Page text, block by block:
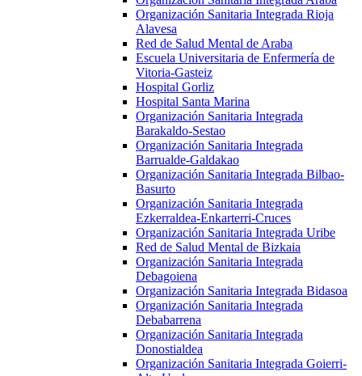
Organización Sanitaria Integrada Rioja
Alavesa
Red de Salud Mental de Araba
Escuela Universitaria de Enfermería de
Vitoria-Gasteiz
Hospital Gorliz
Hospital Santa Marina
Organización Sanitaria Integrada
Barakaldo-Sestao
Organización Sanitaria Integrada
Barrualde-Galdakao
Organización Sanitaria Integrada Bilbao-
Basurto
Organización Sanitaria Integrada
Ezkerraldea-Enkarterri-Cruces
Organización Sanitaria Integrada Uribe
Red de Salud Mental de Bizkaia
Organización Sanitaria Integrada
Debagoiena
Organización Sanitaria Integrada Bidasoa
Organización Sanitaria Integrada
Debabarrena
Organización Sanitaria Integrada
Donostialdea
Organización Sanitaria Integrada Goierri-